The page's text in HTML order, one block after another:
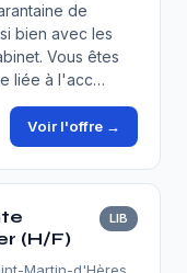
de
bien avec les
Vous êtes
liée à l'acc…
Voir l'offre →
(H/F)
LIB